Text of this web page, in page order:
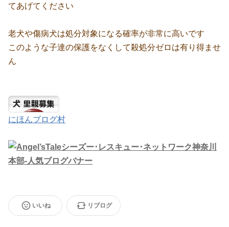
てあげてください
老犬や傷病犬は処分対象になる確率が非常に高いです
このような子達の保護をなくして殺処分ゼロは有り得ませ
ん
にほんブログ村
いいね リブログ